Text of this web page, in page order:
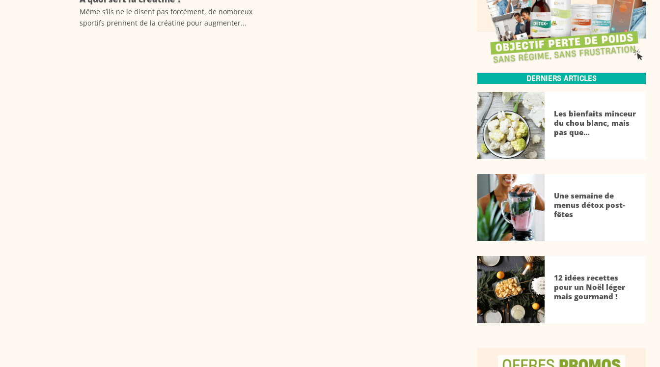
Même s’ils ne le disent pas forcément, de nombreux
sportifs prennent de la créatine pour augmenter...
DERNIERS ARTICLES
Les bienfaits minceur
du chou blanc, mais
pas que…
Une semaine de
menus détox post-
fêtes
12 idées recettes
pour un Noël léger
mais gourmand !